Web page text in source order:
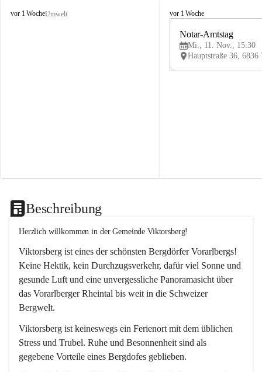
V
vor 1 WocheUmwelt
V
vor 1 Woche
Notar-Amtstag
Mi., 11. Nov., 15:30
Beschreibung
Herzlich willkommen in der Gemeinde Viktorsberg!
Viktorsberg ist eines der schönsten Bergdörfer Vorarlbergs!
Keine Hektik, kein Durchzugsverkehr, dafür viel Sonne und
gesunde Luft und eine unvergessliche Panoramasicht über
das Vorarlberger Rheintal bis weit in die Schweizer
Bergwelt.
Viktorsberg ist keineswegs ein Ferienort mit dem üblichen
Stress und Trubel. Ruhe und Besonnenheit sind als
gegebene Vorteile eines Bergdofes geblieben.